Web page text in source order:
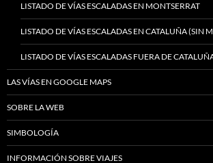
LISTADO DE VÍAS ESCALADAS EN MONTSERRAT
LISTADO DE VÍAS ESCALADAS EN CATALUÑA (SIN
LISTADO DE VÍAS ESCALADAS FUERA DE
LAS VÍAS EN GOOGLE MAPS
SOBRE LA WEB
SIMBOLOGÍA
INFORMACIÓN SOBRE VIAJES